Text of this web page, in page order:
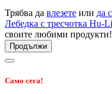
Трябва да влезете или да
Лебедка с тресчотка
своите любими продукти!
Продължи
Само сега!